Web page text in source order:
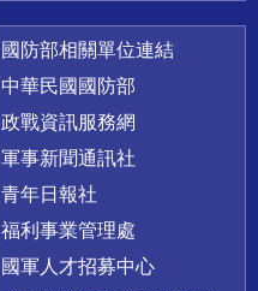
國防部相關單位連結
中華民國國防部
政戰資訊服務網
軍事新聞通訊社
青年日報社
福利事業管理處
國軍人才招募中心